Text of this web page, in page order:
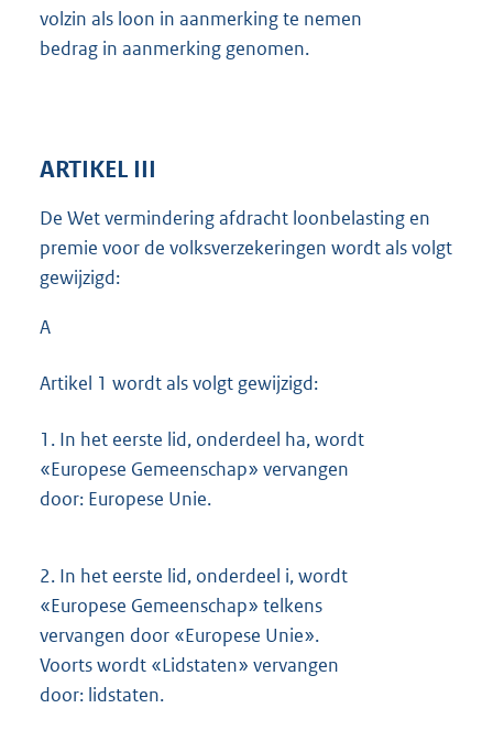
volzin als loon in aanmerking te nemen
bedrag in aanmerking genomen.
ARTIKEL III
De Wet vermindering afdracht loonbelasting en
premie voor de volksverzekeringen wordt als volgt
gewijzigd:
A
Artikel 1 wordt als volgt gewijzigd:
1. In het eerste lid, onderdeel ha, wordt
«Europese Gemeenschap» vervangen
door: Europese Unie.
2. In het eerste lid, onderdeel i, wordt
«Europese Gemeenschap» telkens
vervangen door «Europese Unie».
Voorts wordt «Lidstaten» vervangen
door: lidstaten.